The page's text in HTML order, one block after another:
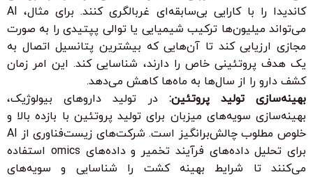
کاندیدا را با کارایی بی‌سابقه‌ای غربالگری کنند. برای مثال، AI
می‌تواند میلیون‌ها ترکیب شیمیایی یا توالی پپتیدی را به صورت
مجازی ارزیابی کند تا آن‌هایی که بیشترین پتانسیل اتصال به
یک هدف پروتئینی خاص را دارند، شناسایی کند. این امر زمان
کشف دارو را از سال‌ها به ماه‌ها کاهش می‌دهد.
بهینه‌سازی تولید پروتئین: در تولید داروهای بیولوژیک،
بهینه‌سازی سویه‌های میزبان برای تولید پروتئین با بازده بالا و
خلوص مطلوب چالش‌برانگیز است. شرکت‌های زیست‌فناوری از AI
برای تحلیل داده‌های فرآیند تخمیر و داده‌های omics استفاده
می‌کنند تا شرایط بهینه کشت را شناسایی و سویه‌های